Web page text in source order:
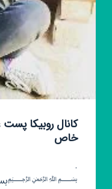
کانال روبیکا
خاص
‌.